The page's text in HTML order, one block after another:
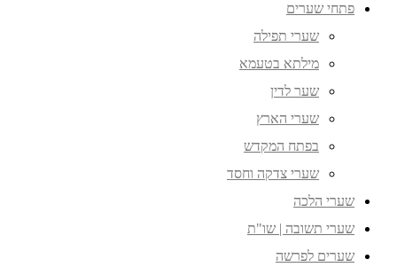
פתחי שערים
שערי תפילה
מילתא בטעמא
שער לדין
שערי הארץ
בפתח המקדש
שערי צדקה וחסד
שערי הלכה
שערי תשובה | שו"ת
שערים לפרשה